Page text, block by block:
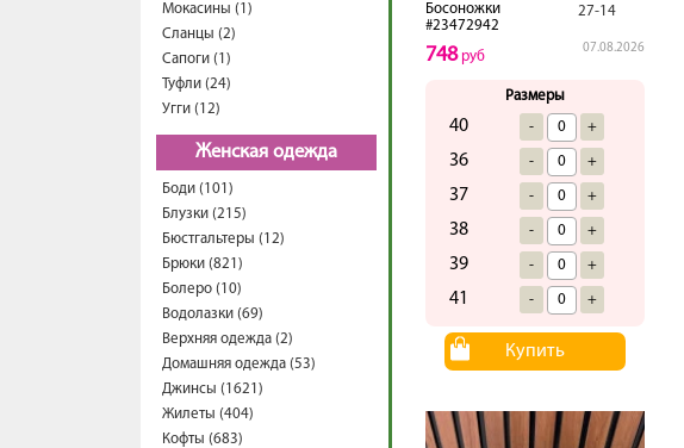
Мокасины (1)
Сланцы (2)
Сапоги (1)
Туфли (24)
Угги (12)
Женская одежда
Боди (101)
Блузки (215)
Бюстгальтеры (12)
Брюки (821)
Болеро (10)
Водолазки (69)
Верхняя одежда (2)
Домашняя одежда (53)
Джинсы (1621)
Жилеты (404)
Кофты (683)
Босоножки
#23472942
27-14
07.08.2026
748руб
Размеры
40 - +
36 - +
37 - +
38 - +
39 - +
41 - +
Купить